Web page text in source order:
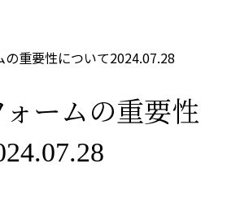
の重要性について2024.07.28
ームの重要性